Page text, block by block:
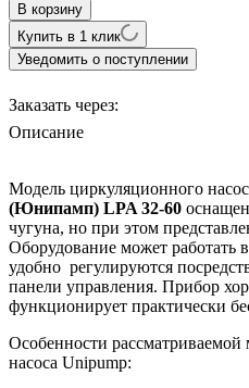
В корзину
Купить в 1 клик
Уведомить о поступлении
Заказать через:
Описание
Модель циркуляционного
(Юнипамп) LPA 32-60
чугуна, но при этом
Оборудование может работать
удобно регулируются
панели управления. Прибор
функционирует практически
Особенности
насоса Unipump: